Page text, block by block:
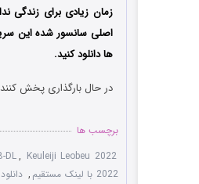
زمان زیادی برای زندگی
اصلی سانسور شده این
ها دانلود کنید.
در حال بارگذاری پخش
برچسب ها
DL, Keuleiji Leobeu 2022
2022 با لینک مستقیم
,